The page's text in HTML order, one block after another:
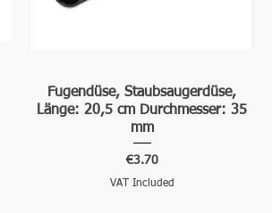
Fugendüse, Staubsaugerdüse,
Länge: 20,5 cm Durchmesser: 35
mm
Price
€3.70
VAT Included